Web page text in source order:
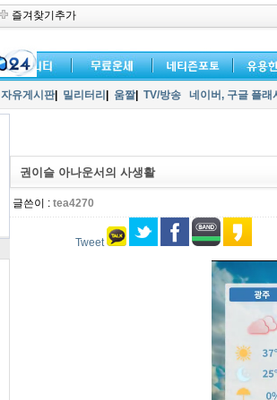
즐겨찾기추가
자유게시판| 밀리터리 움짤| TV/방송 네이버, 구글 플
권이슬 아나운서의 사생활
글쓴이 : tea4270
Tweet